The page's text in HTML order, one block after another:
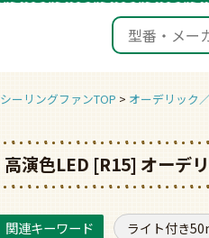
シーリングファンTOP オーデリック
高演色LED [R15] オーデ
ライト付き